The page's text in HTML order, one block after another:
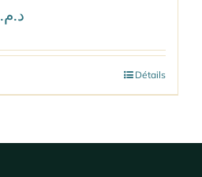
د.م.
actuel
Détails